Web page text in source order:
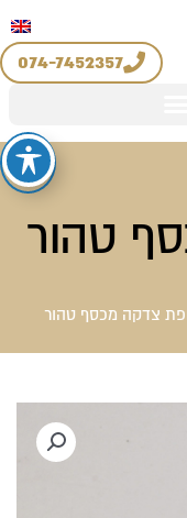
074-7452357
טהור
צדקה מכסף טהור